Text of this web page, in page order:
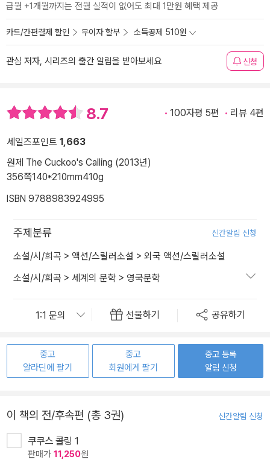
급월 +1개월까지는 전월 실적이 없어도 최대 1만원 혜택 제공
카드/간편결제 할인 무이자 할부 소득공제 510원
관심 저자, 시리즈의 출간 알림을 받아보세요 신청
8.7 100자평 5편 리뷰 4편
세일즈포인트 1,663
원제 The Cuckoo's Calling (2013년)
356쪽140*210mm410g
ISBN 9788983924995
주제분류 신간알림 신청
소설/시/희곡 > 액션/스릴러소설 > 외국 액션/스릴러소설
소설/시/희곡 > 세계의 문학 > 영국문학
선물하기 공유하기
중고
알라딘에 팔기
중고
회원에게 팔기
중고 등록
알림 신청
이 책의 전/후속편 (총 3권) 신간알림 신청
쿠쿠스 콜링 1
판매가 11,250원